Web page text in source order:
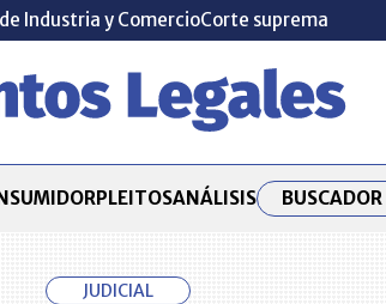
Industria y ComercioCorte suprema
PLEITOSANÁLISIS
JUDICIAL